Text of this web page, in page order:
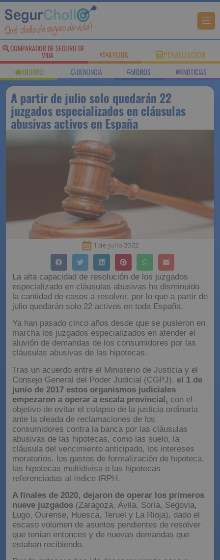
COMPARADOR DE SEGURO DE
VIDA AYUDA PENALIZACIÓN
AHORRO DENUNCIA FOROS NOTICIAS
A partir de julio solo quedarán 22
juzgados especializados en cláusulas
abusivas activos en España
1 de julio 2022
La alta capacidad de resolución de los juzgados
especializado en cláusulas abusivas ha disminuido
la cantidad de casos a resolver, por lo que a partir de
julio quedarán solo 22 activos en toda España.
Ya han pasado cinco años desde que se pusieron en
marcha los juzgados especializados en atender el
aluvión de demandas de los consumidores por las
cláusulas abusivas de las hipotecas.
Tras un acuerdo entre el Ministerio de Justicia y el
Consejo General del Poder Judicial (CGPJ), el 1 de
junio de 2017 estos organismos judiciales
empezaron a operar a escala provincial, con el
objetivo de evitar el colapso de la justicia ordinaria
ante la oleada de reclamaciones de los
consumidores contra la banca por las cláusulas
abusivas de las hipotecas, como las suelo, la
cláusula del vencimiento anticipado, los intereses
moratorios, los gastos de formalización de hipoteca,
las hipotecas multidivisa o las hipotecas
referenciadas al índice IRPH.
A finales de 2020, dejaron de operar los primeros
nueve juzgados (Zaragoza, Ávila, Soria, Segovia,
Lugo, Ourense, Huesca, Teruel y La Rioja), dado el
escaso volumen de asuntos pendientes de resolver
que tenían entonces y de nuevas demandas que
estaban recibiendo.